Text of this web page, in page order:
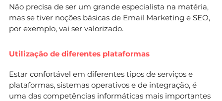
Não precisa de ser um grande especialista na matéria,
mas se tiver noções básicas de Email Marketing e SEO,
por exemplo, vai ser valorizado.
Utilização de diferentes plataformas
Estar confortável em diferentes tipos de serviços e
plataformas, sistemas operativos e de integração, é
uma das competências informáticas mais importantes